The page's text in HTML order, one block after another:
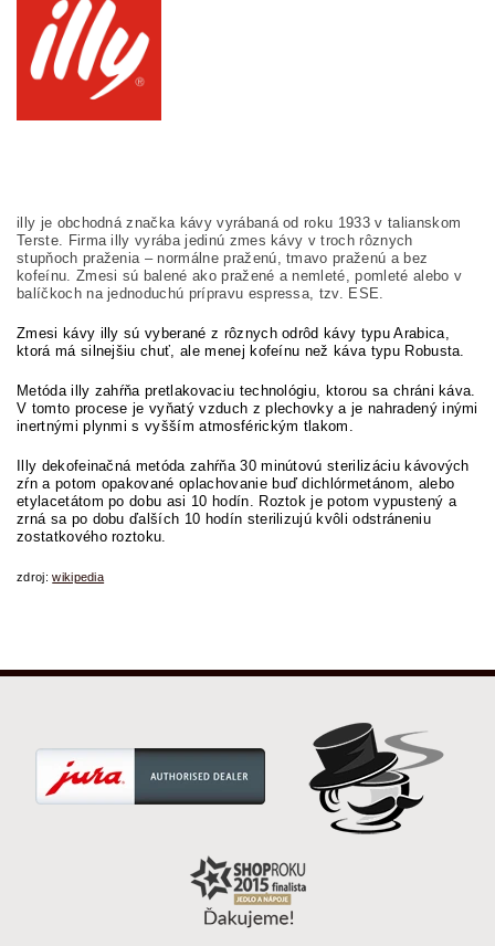
illy je obchodná značka kávy vyrábaná od roku 1933 v talianskom
Terste. Firma illy vyrába jedinú zmes kávy v troch rôznych
stupňoch praženia – normálne praženú, tmavo praženú a bez
kofeínu. Zmesi sú balené ako pražené a nemleté, pomleté alebo v
balíčkoch na jednoduchú prípravu espressa, tzv. ESE.
Zmesi kávy illy sú vyberané z rôznych odrôd kávy typu Arabica,
ktorá má silnejšiu chuť, ale menej kofeínu než káva typu Robusta.
Metóda illy zahŕňa pretlakovaciu technológiu, ktorou sa chráni káva.
V tomto procese je vyňatý vzduch z plechovky a je nahradený inými
inertnými plynmi s vyšším atmosférickým tlakom.
Illy dekofeinačná metóda zahŕňa 30 minútovú sterilizáciu kávových
zŕn a potom opakované oplachovanie buď dichlórmetánom, alebo
etylacetátom po dobu asi 10 hodín. Roztok je potom vypustený a
zrná sa po dobu ďalších 10 hodín sterilizujú kvôli odstráneniu
zostatkového roztoku.
zdroj:wikipedia